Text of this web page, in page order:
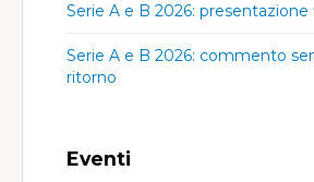
Serie A e B 2026: presentazione
Serie A e B 2026: commento
ritorno
Eventi